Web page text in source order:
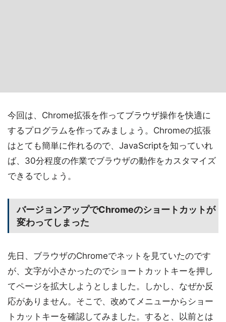
今回は、Chrome拡張を作ってブラウザ操作を快適に
するプログラムを作ってみましょう。Chromeの拡張
はとても簡単に作れるので、JavaScriptを知っていれ
ば、30分程度の作業でブラウザの動作をカスタマイズ
できるでしょう。
バージョンアップでChromeのショートカットが
変わってしまった
先日、ブラウザのChromeでネットを見ていたのです
が、文字が小さかったのでショートカットキーを押し
てページを拡大しようとしました。しかし、なぜか反
応がありません。そこで、改めてメニューからショー
トカットキーを確認してみました。すると、以前とは